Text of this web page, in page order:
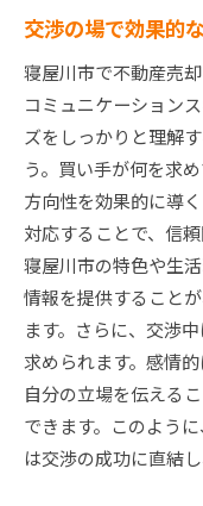
交渉の場で効果的
寝屋川市で不動産売
コミュニケーション
ズをしっかりと理解
う。買い手が何を求
方向性を効果的に導
対応することで、信
寝屋川市の特色や生
情報を提供すること
ます。さらに、交渉
求められます。感情
自分の立場を伝える
できます。このよう
は交渉の成功に直結